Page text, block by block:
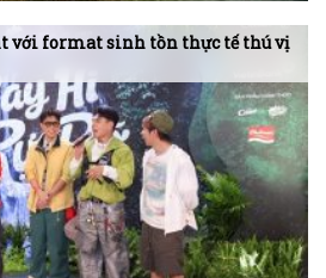
với format sinh tồn thực tế thú vị